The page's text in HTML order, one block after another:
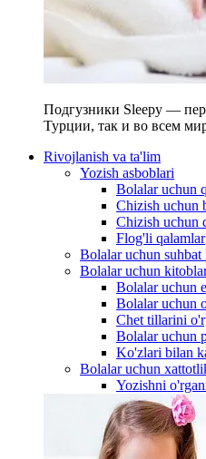
Подгузники Sleepy —
Турции, так и во всем
Rivojlanish va ta'lim
Yozish asboblari
Bolalar uchun
Chizish uchun
Chizish uchun
Flog'li qalamlar
Bolalar uchun suhbat
Bolalar uchun
Bolalar uchun
Bolalar uchun
Chet tillarini
Bolalar uchun
Ko'zlari bilan
Bolalar uchun
Yozishni